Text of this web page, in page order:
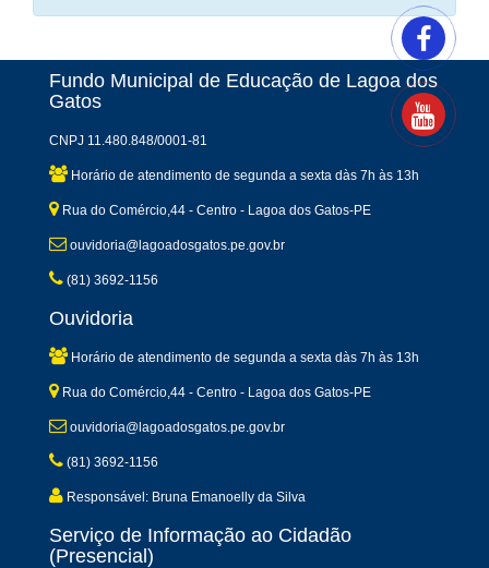
Fundo Municipal de Educação de Lagoa dos
Gatos
CNPJ 11.480.848/0001-81
Horário de atendimento de segunda a sexta dàs 7h às 13h
Rua do Comércio,44 - Centro - Lagoa dos Gatos-PE
ouvidoria@lagoadosgatos.pe.gov.br
(81) 3692-1156
Ouvidoria
Horário de atendimento de segunda a sexta dàs 7h às 13h
Rua do Comércio,44 - Centro - Lagoa dos Gatos-PE
ouvidoria@lagoadosgatos.pe.gov.br
(81) 3692-1156
Responsável: Bruna Emanoelly da Silva
Serviço de Informação ao Cidadão
(Presencial)